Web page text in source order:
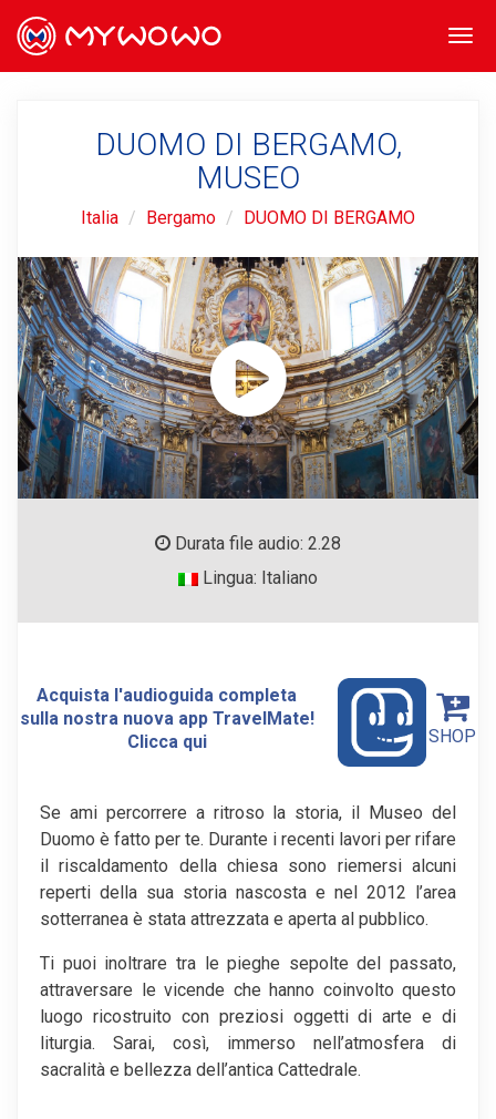
DUOMO DI BERGAMO,
MUSEO
Italia Bergamo DUOMO DI BERGAMO
Durata file audio: 2.28
Lingua: Italiano
Acquista l'audioguida completa
sulla nostra nuova app TravelMate!
Clicca qui
SHOP
Se ami percorrere a ritroso la storia, il Museo del
Duomo è fatto per te. Durante i recenti lavori per rifare
il riscaldamento della chiesa sono riemersi alcuni
reperti della sua storia nascosta e nel 2012 l’area
sotterranea è stata attrezzata e aperta al pubblico.
Ti puoi inoltrare tra le pieghe sepolte del passato,
attraversare le vicende che hanno coinvolto questo
luogo ricostruito con preziosi oggetti di arte e di
liturgia. Sarai, così, immerso nell’atmosfera di
sacralità e bellezza dell’antica Cattedrale.